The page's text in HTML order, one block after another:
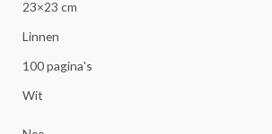
23×23 cm
Linnen
100 pagina's
Wit